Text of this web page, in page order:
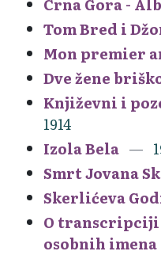
Tom Bred i
Mon premier
Dve žene
Književni i
1914
Izola Bela
Smrt Jovana
Skerlićeva
O
osobnih imena